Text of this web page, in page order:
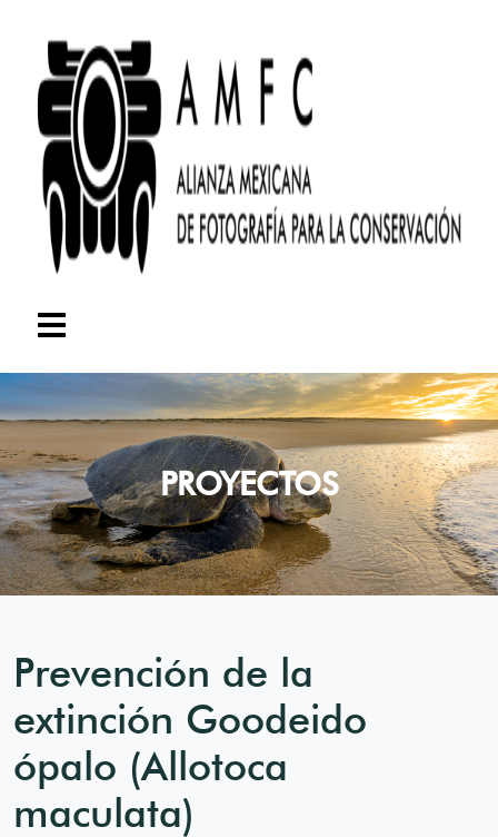
PROYECTOS
Prevención de la
extinción Goodeido
ópalo (Allotoca
maculata)